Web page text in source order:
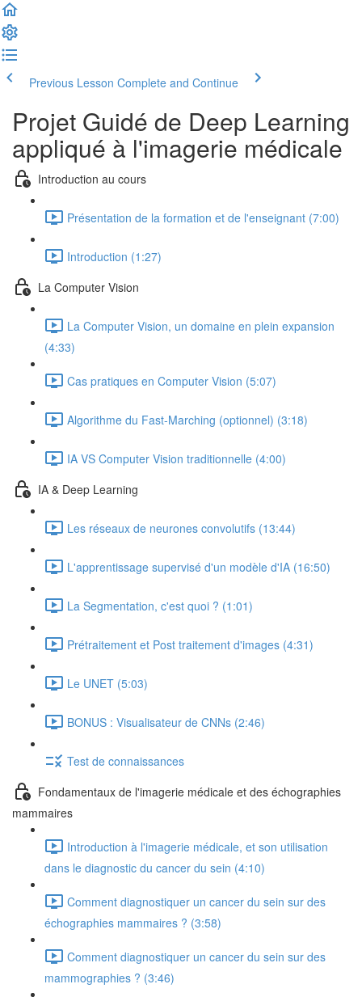
Previous Lesson Complete and Continue
Projet Guidé de Deep Learning
appliqué à l'imagerie médicale
Introduction au cours
Présentation de la formation et de l'enseignant (7:00)
Introduction (1:27)
La Computer Vision
La Computer Vision, un domaine en plein expansion
(4:33)
Cas pratiques en Computer Vision (5:07)
Algorithme du Fast-Marching (optionnel) (3:18)
IA VS Computer Vision traditionnelle (4:00)
IA & Deep Learning
Les réseaux de neurones convolutifs (13:44)
L'apprentissage supervisé d'un modèle d'IA (16:50)
La Segmentation, c'est quoi ? (1:01)
Prétraitement et Post traitement d'images (4:31)
Le UNET (5:03)
BONUS : Visualisateur de CNNs (2:46)
Test de connaissances
Fondamentaux de l'imagerie médicale et des échographies
mammaires
Introduction à l'imagerie médicale, et son utilisation
dans le diagnostic du cancer du sein (4:10)
Comment diagnostiquer un cancer du sein sur des
échographies mammaires ? (3:58)
Comment diagnostiquer un cancer du sein sur des
mammographies ? (3:46)